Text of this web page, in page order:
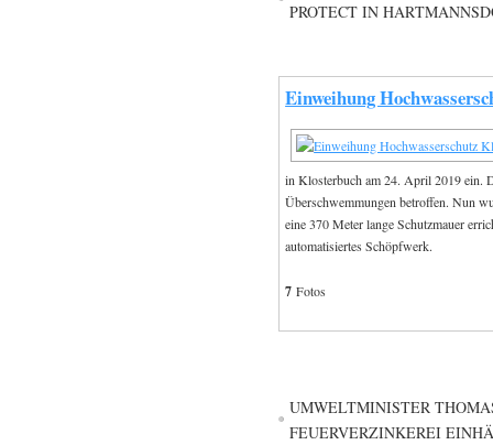
PROTECT IN
Einweihung
in Klosterbuch am 24. April 2019 ein.
Überschwemmungen betroffen. Nun
eine 370 Meter lange Schutzmauer
automatisiertes Schöpfwerk.
7 Fotos
UMWELTMINISTER
FEUERVERZINKEREI